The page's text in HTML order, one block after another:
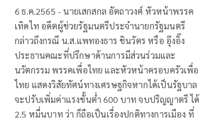
6 ธ.ค.2565 - นายเสกสกล อัตถาวงศ์ หัวหน้าพรรค
เทิดไท อดีตผู้ช่วยรัฐมนตรีประจำนายกรัฐมนตรี
กล่าวถึงกรณี น.ส.แพทองธาร ชินวัตร หรือ อุ๊งอิ๊ง
ประธานคณะที่ปรึกษาด้านการมีส่วนร่วมและ
นวัตกรรม พรรคเพื่อไทย และหัวหน้าครอบครัวเพื่อ
ไทย แสดงวิสัยทัศน์ทางเศรษฐกิจหากได้เป็นรัฐบาล
จะปรับเพิ่มค่าแรงขั้นต่ำ 600 บาท จบปริญญาตรี ได้
2.5 หมื่นบาท ว่า ก็ถือเป็นเรื่องปกติทางการเมือง ที่